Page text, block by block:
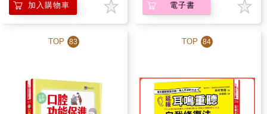
加入購物車 電子書
TOP 83 TOP 84